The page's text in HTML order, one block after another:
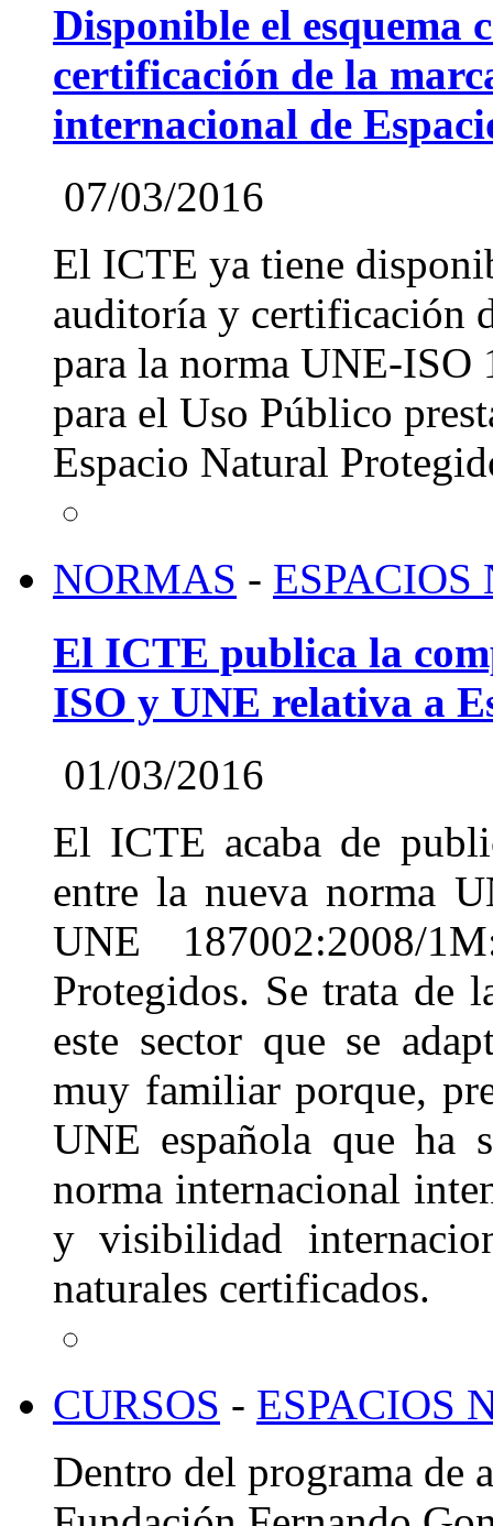
Disponible el esquema
certificación de la
internacional de
07/03/2016
El ICTE ya tiene
auditoría y certificación
para la norma UNE-ISO
para el Uso Público
Espacio Natural
NORMAS -
El ICTE publica la
ISO y UNE relativa a
01/03/2016
El ICTE acaba de
entre la nueva norma
UNE 187002:2008/
Protegidos. Se trata de
este sector que se
muy familiar porque,
UNE española que ha
norma internacional
y visibilidad
naturales certificados.
CURSOS - ESPACIOS
Dentro del programa de